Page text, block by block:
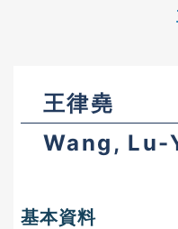
王律堯
Wang, Lu-
基本資料